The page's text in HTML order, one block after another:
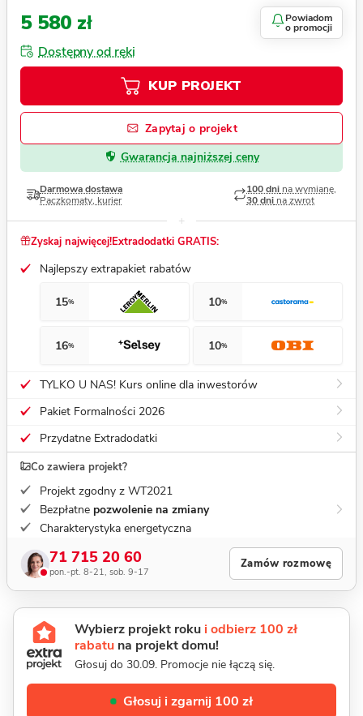
5 580 zł Powiadom
o promocji
Dostępny od ręki
KUP PROJEKT
Zapytaj o projekt
Gwarancja najniższej ceny
Darmowa dostawa
Paczkomaty, kurier
100 dni na wymianę,
30 dni na zwrot
Zyskaj najwięcej!Extradodatki GRATIS:
Najlepszy extrapakiet rabatów
15% 10%
16% 10%
TYLKO U NAS! Kurs online dla inwestorów
Pakiet Formalności 2026
Przydatne Extradodatki
Co zawiera projekt?
Projekt zgodny z WT2021
Bezpłatne pozwolenie na zmiany
Charakterystyka energetyczna
71 715 20 60
pon.-pt. 8-21, sob. 9-17
Zamów rozmowę
Wybierz projekt roku i odbierz 100 zł
rabatu na projekt domu!
Głosuj do 30.09. Promocje nie łączą się.
Głosuj i zgarnij 100 zł